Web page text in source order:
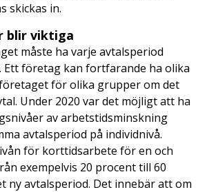
skickas in.
blir viktiga
måste ha varje avtalsperiod
Ett företag kan fortfarande ha olika
för olika grupper om det
Under 2020 var det möjligt att ha
av arbetstidsminskning
avtalsperiod på individnivå.
för korttidsarbete för en och
exempelvis 20 procent till 60
ny avtalsperiod. Det innebär att om